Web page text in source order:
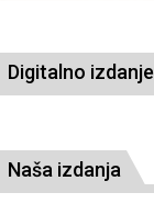
Digitalno izdanje
Naša izdanja